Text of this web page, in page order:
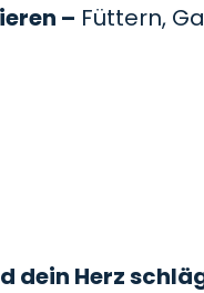
– Füttern,
dein Herz